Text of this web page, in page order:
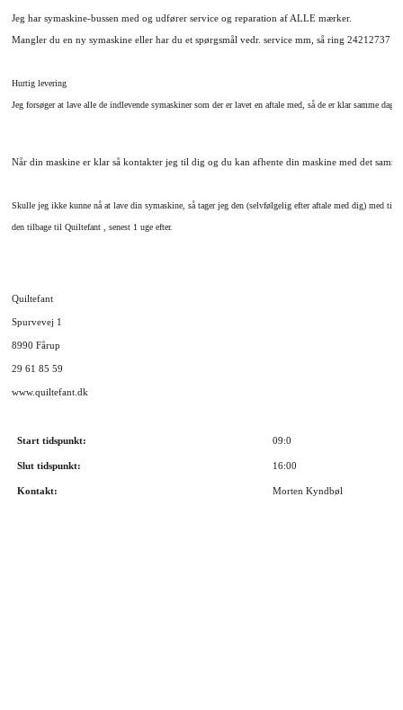
Jeg har symaskine-bussen med og udfører service og reparation af ALLE mærker.
Mangler du en ny symaskine eller har du et spørgsmål vedr. service mm, så ring 24212737
Hurtig levering
Jeg forsøger at lave alle de indlevende symaskiner som der er lavet en aftale med, så de er klar samme dag
Når din maskine er klar så kontakter jeg til dig og du kan afhente din maskine med det
Skulle jeg ikke kunne nå at lave din symaskine, så tager jeg den (selvfølgelig efter aftale med dig) med til
den tilbage til Quiltefant , senest 1 uge efter.
Quiltefant
Spurvevej 1
8990 Fårup
29 61 85 59
www.quiltefant.dk
Start tidspunkt: 09:0
Slut tidspunkt: 16:00
Kontakt: Morten Kyndbøl